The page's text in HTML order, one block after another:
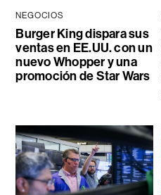
NEGOCIOS
Burger King dispara sus
ventas en EE.UU. con un
nuevo Whopper y una
promoción de Star Wars